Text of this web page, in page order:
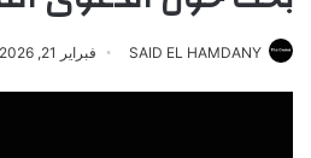
SAID EL HAMDANY فبراير 21, 2026